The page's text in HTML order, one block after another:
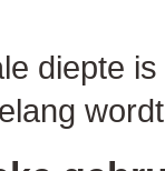
diepte